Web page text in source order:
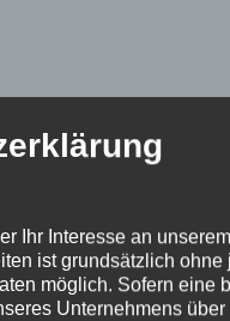
in einer
geöffnet
Rettungsdienst
Rettungsdienst
Ihr Interesse an
ist grundsätzlich ohne
möglich. Sofern eine
Unternehmens